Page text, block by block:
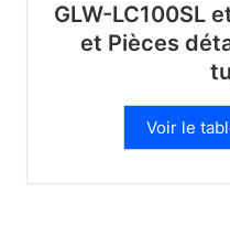
GLW-LC100SL
et Pièces
Voir le